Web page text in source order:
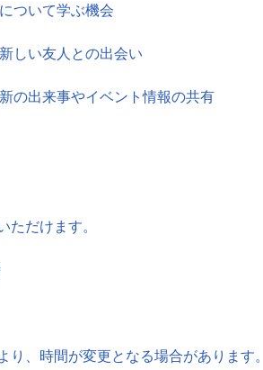
ついて学ぶ機会
しい友人との出会い
の出来事やイベント情報の共有
ただけます。
、時間が変更となる場合があります。